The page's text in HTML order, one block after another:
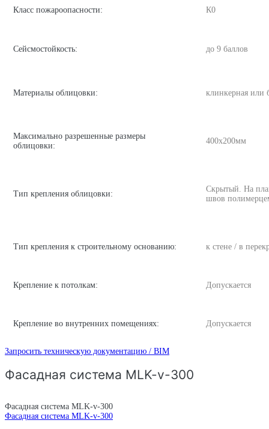
Класс пожароопасности: К0
Сейсмостойкость: до 9 баллов
Материалы облицовки: клинкерная или
Максимально разрешенные размеры
облицовки:
400х200мм
Тип крепления облицовки:
Скрытый. На
швов
Тип крепления к строительному основанию: к стене / в
Крепление к потолкам: Допускается
Крепление во внутренних помещениях: Допускается
Запросить техническую документацию / BIM
Фасадная система MLK-v-300
Фасадная система MLK-v-300
Фасадная система MLK-v-300